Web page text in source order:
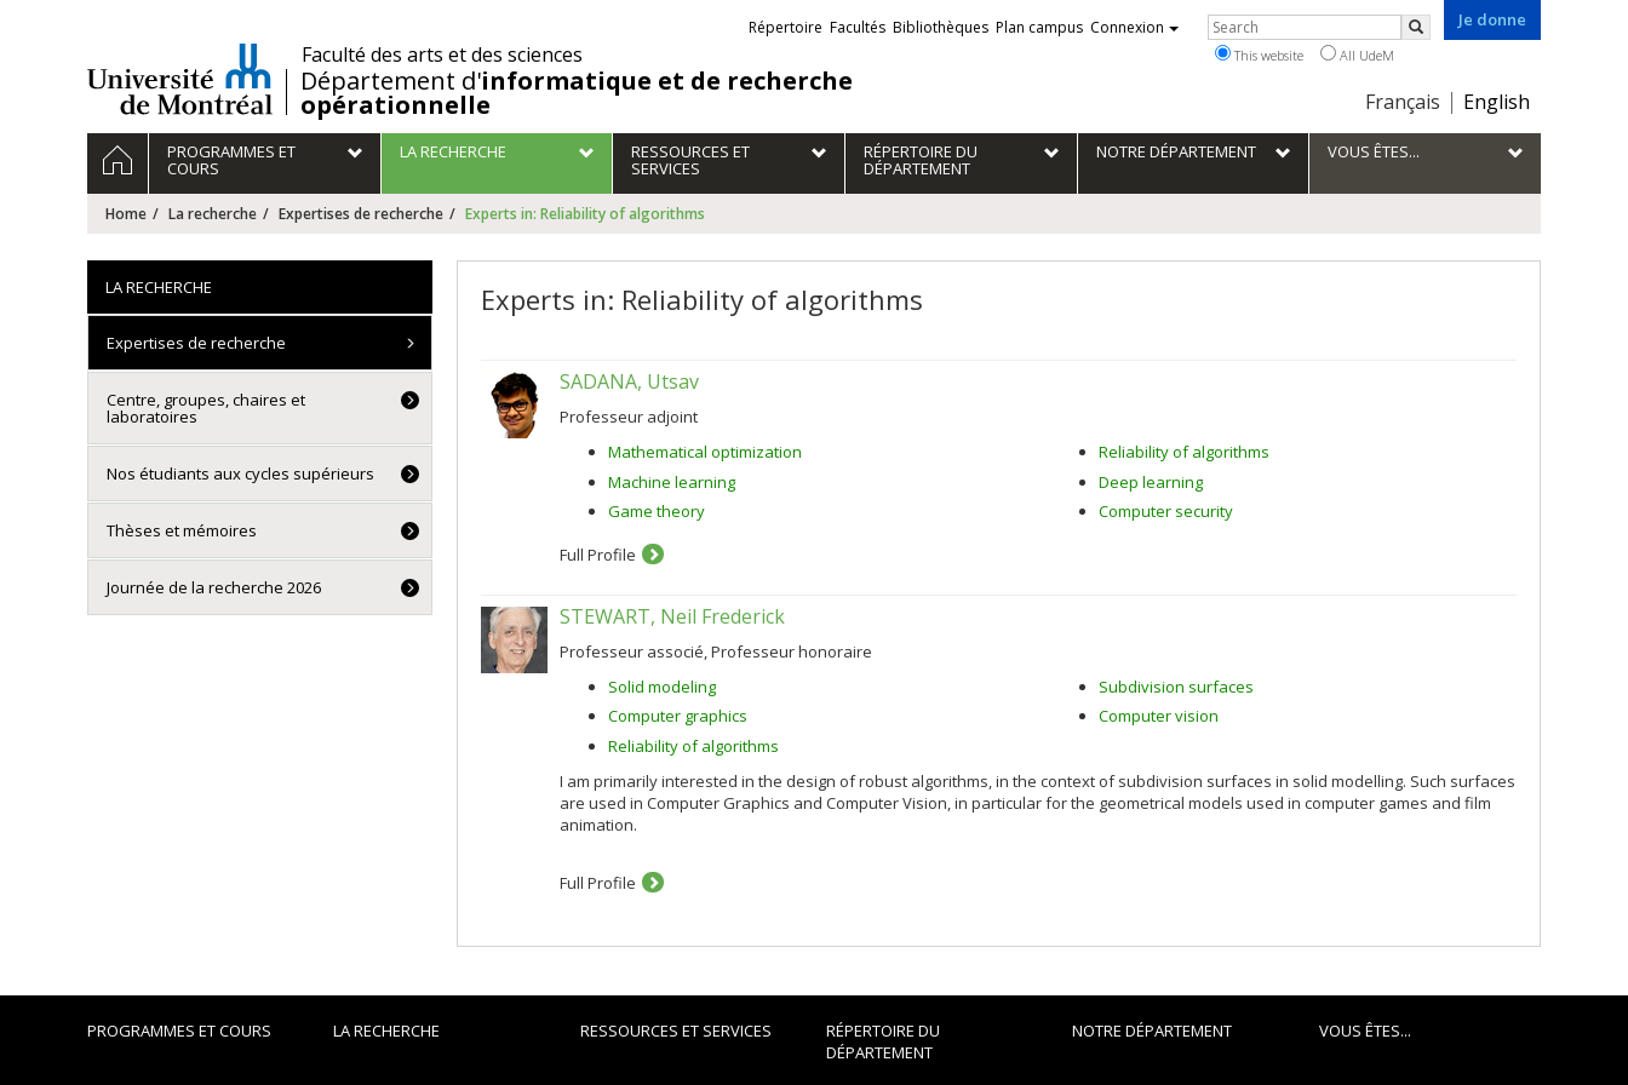
/Faculté des arts et des sciences
Département d'informatique et de recherche
opérationnelle
Je donne
Choix
la
langue
Français English
Liens
externes
Répertoire Facultés Bibliothèques Plan campus Connexion Rechercher
Search
This website All UdeM
Navigation
principale
HOMEPROGRAMMES ET
COURS
LA RECHERCHE RESSOURCES ET
SERVICES
RÉPERTOIRE DU
DÉPARTEMENT
NOTRE DÉPARTEMENT VOUS ÊTES...
Home La recherche Expertises de recherche Experts in: Reliability of algorithms
Experts in: Reliability of algorithms
SADANA, Utsav
Professeur adjoint
Mathematical optimization
Machine learning
Game theory
Reliability of algorithms
Deep learning
Computer security
Full Profile
STEWART, Neil Frederick
Professeur associé, Professeur honoraire
Solid modeling
Computer graphics
Reliability of algorithms
Subdivision surfaces
Computer vision
I am primarily interested in the design of robust algorithms, in the context of subdivision surfaces in solid modelling. Such surfaces
are used in Computer Graphics and Computer Vision, in particular for the geometrical models used in computer games and film
animation.
Full Profile
LA RECHERCHE
Expertises de recherche
Centre, groupes, chaires et
laboratoires
Nos étudiants aux cycles supérieurs
Thèses et mémoires
Journée de la recherche 2026
PROGRAMMES ET COURS LA RECHERCHE RESSOURCES ET SERVICES
RÉPERTOIRE DU
DÉPARTEMENT
NOTRE DÉPARTEMENT VOUS ÊTES...